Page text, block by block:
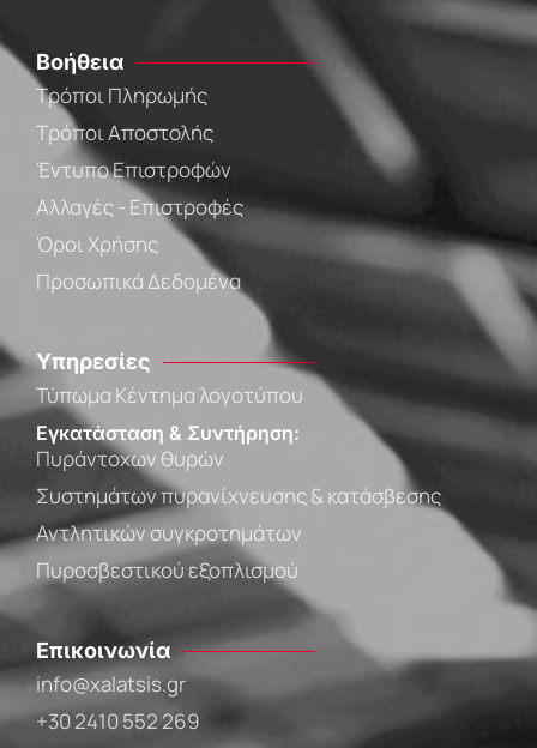
Βοήθεια
Τρόποι Πληρωμής
Τρόποι Αποστολής
Έντυπο Επιστροφών
Αλλαγές - Επιστροφές
Όροι Χρήσης
Προσωπικά Δεδομένα
Υπηρεσίες
Τύπωμα Κέντημα λογοτύπου
Εγκατάσταση & Συντήρηση:
Πυράντοχων θυρών
Συστημάτων πυρανίχνευσης & κατάσβεσης
Αντλητικών συγκροτημάτων
Πυροσβεστικού εξοπλισμού
Επικοινωνία
info@xalatsis.gr
+30 2410 552 269